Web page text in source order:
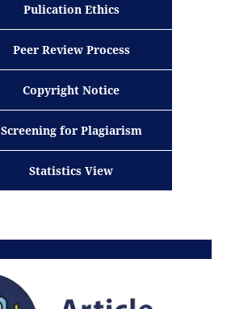
Pulication Ethics
Peer Review Process
Copyright Notice
Screening for Plagiarism
Statistics View